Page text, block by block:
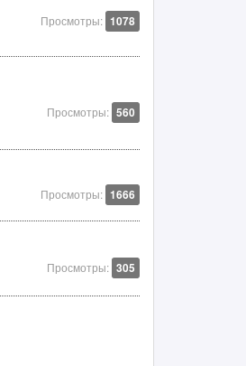
Просмотры: 1078
Просмотры: 560
Просмотры: 1666
Просмотры: 305